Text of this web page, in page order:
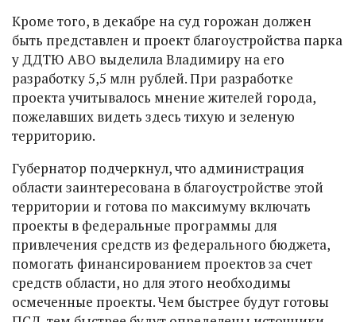
Кроме того, в декабре на суд горожан должен
быть представлен и проект благоустройства парка
у ДДТЮ АВО выделила Владимиру на его
разработку 5,5 млн рублей. При разработке
проекта учитывалось мнение жителей города,
пожелавших видеть здесь тихую и зеленую
территорию.
Губернатор подчеркнул, что администрация
области заинтересована в благоустройстве этой
территории и готова по максимуму включать
проекты в федеральные программы для
привлечения средств из федерального бюджета,
помогать финансированием проектов за счет
средств области, но для этого необходимы
осмеченные проекты. Чем быстрее будут готовы